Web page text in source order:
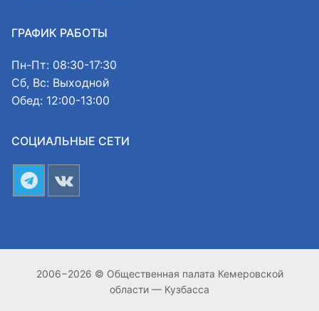
ГРАФИК РАБОТЫ
Пн-Пт: 08:30-17:30
Сб, Вс: Выходной
Обед: 12:00-13:00
СОЦИАЛЬНЫЕ СЕТИ
2006−2026 © Общественная палата Кемеровской
области — Кузбасса